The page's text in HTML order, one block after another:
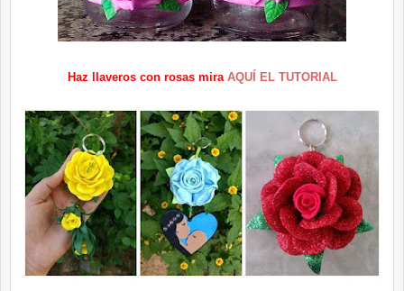
Haz llaveros con rosas mira AQUÍ EL TUTORIAL